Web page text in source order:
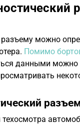
можно
Помимо
данными